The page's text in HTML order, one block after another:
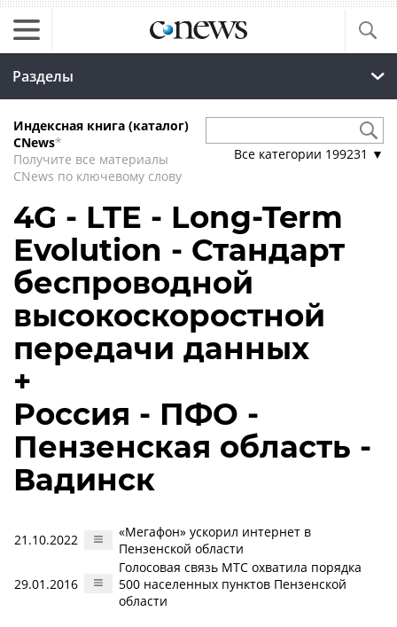
Разделы
Индексная книга (каталог)
CNews*
Получите все материалы
CNews по ключевому слову
Все категории 199231 ▼
4G - LTE - Long-Term
Evolution - Стандарт
беспроводной
высокоскоростной
передачи данных
+
Россия - ПФО -
Пензенская область -
Вадинск
21.10.2022
«Мегафон» ускорил интернет в
Пензенской области
29.01.2016
Голосовая связь МТС охватила порядка
500 населенных пунктов Пензенской
области